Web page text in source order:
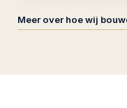
Meer over hoe wij